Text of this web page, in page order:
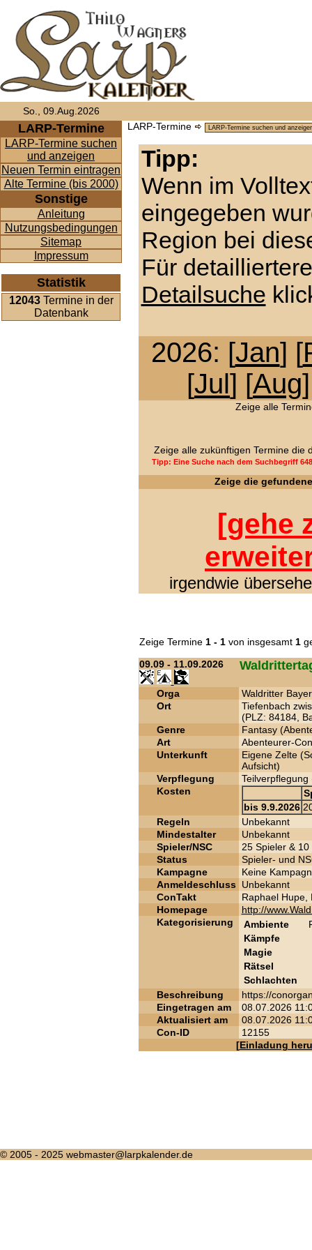
So., 09.Aug.2026
LARP-Termine
LARP-Termine suchen
und anzeigen
Neuen Termin eintragen
Alte Termine (bis 2000)
Sonstige
Anleitung
Nutzungsbedingungen
Sitemap
Impressum
Statistik
12043Termine in der
Datenbank
LARP-Termine
Tipp:
Wenn im
eingegeben
Region bei
Für
Detailsuche
2026: [Jan] [
[Jul] [Aug
Zeige alle
Zeige alle zukünftigen Termine
Tipp: Eine Suche nach dem Suchbegriff
Zeige die
[gehe
irgendwie
Zeige Termine 1 - 1von insgesamt 1
09.09 - 11.09.2026
Orga
Waldritter
Ort
Tiefenbach
(PLZ: 84184,
Genre
Fantasy
Art
Abenteurer-
Unterkunft
Eigene Zelte
Aufsicht)
Verpflegung
Kosten
bis 9.9.2026
Regeln
Unbekannt
Mindestalter
Unbekannt
Spieler/NSC
25 Spieler &
Status
Spieler- und
Kampagne
Keine
Anmeldeschluss Unbekannt
ConTakt
Raphael Hupe,
Homepage
http://
Kategorisierung
Ambiente
Kämpfe
Magie
Rätsel
Schlachten
Beschreibung
https://
Eingetragen am
08.07.2026
Aktualisiert am
08.07.2026
Con-ID
12155
[Einladung
© 2005 - 2025 webmaster@larpkalender.de